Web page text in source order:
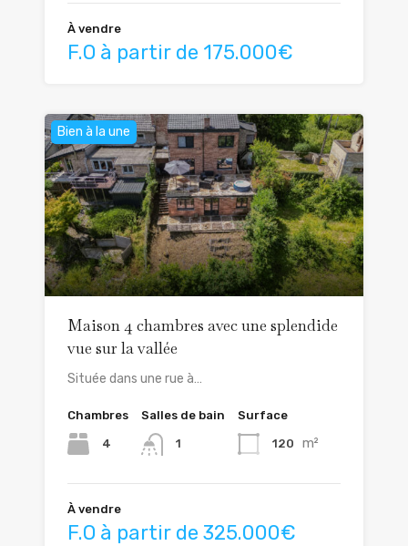
À vendre
F.O à partir de 175.000€
Bien à la une
Maison 4 chambres avec une splendide
vue sur la vallée
Située dans une rue à…
Chambres
4
Salles de bain
1
Surface
120 m²
À vendre
F.O à partir de 325.000€